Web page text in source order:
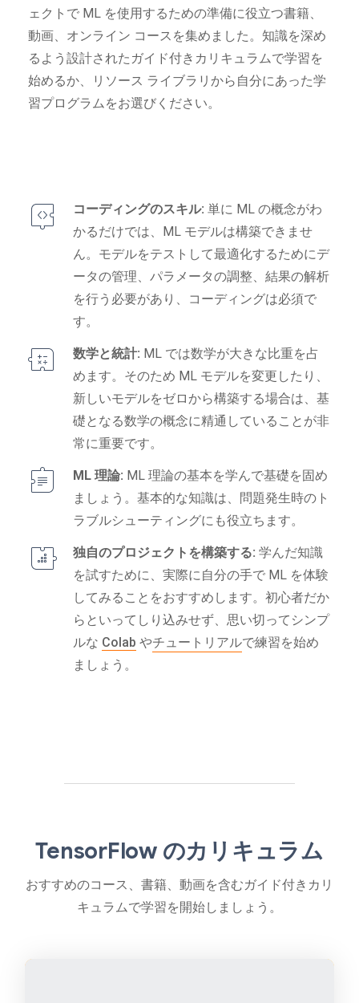
ェクトで ML を使用するための準備に役立つ書籍、
動画、オンライン コースを集めました。知識を深め
るよう設計されたガイド付きカリキュラムで学習を
始めるか、リソース ライブラリから自分にあった学
習プログラムをお選びください。
コーディングのスキル: 単に ML の概念がわ
かるだけでは、ML モデルは構築できませ
ん。モデルをテストして最適化するためにデ
ータの管理、パラメータの調整、結果の解析
を行う必要があり、コーディングは必須で
す。
数学と統計: ML では数学が大きな比重を占
めます。そのため ML モデルを変更したり、
新しいモデルをゼロから構築する場合は、基
礎となる数学の概念に精通していることが非
常に重要です。
ML 理論: ML 理論の基本を学んで基礎を固め
ましょう。基本的な知識は、問題発生時のト
ラブルシューティングにも役立ちます。
独自のプロジェクトを構築する: 学んだ知識
を試すために、実際に自分の手で ML を体験
してみることをおすすめします。初心者だか
らといってしり込みせず、思い切ってシンプ
ルな Colab やチュートリアルで練習を始め
ましょう。
TensorFlow のカリキュラム
おすすめのコース、書籍、動画を含むガイド付きカリ
キュラムで学習を開始しましょう。